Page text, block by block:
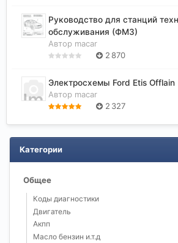
Руководство для станций
обслуживания (ФМ3)
Автор macar
2 870
Электросхемы Ford Etis Offlain
Автор macar
2 327
Категории
Общее
Коды диагностики
Двигатель
Акпп
Масло бензин и.т.д